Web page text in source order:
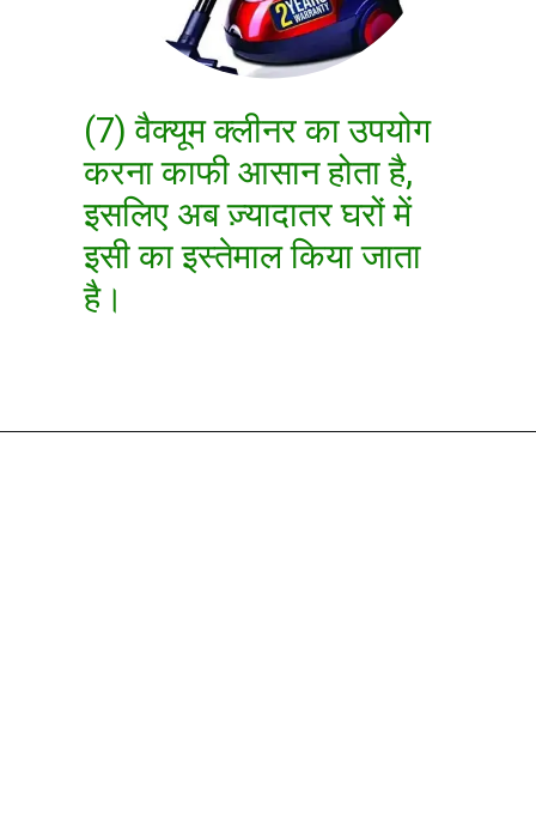
(7) वैक्यूम क्लीनर का उपयोग
करना काफी आसान होता है,
इसलिए अब ज़्यादातर घरों में
इसी का इस्तेमाल किया जाता
है।